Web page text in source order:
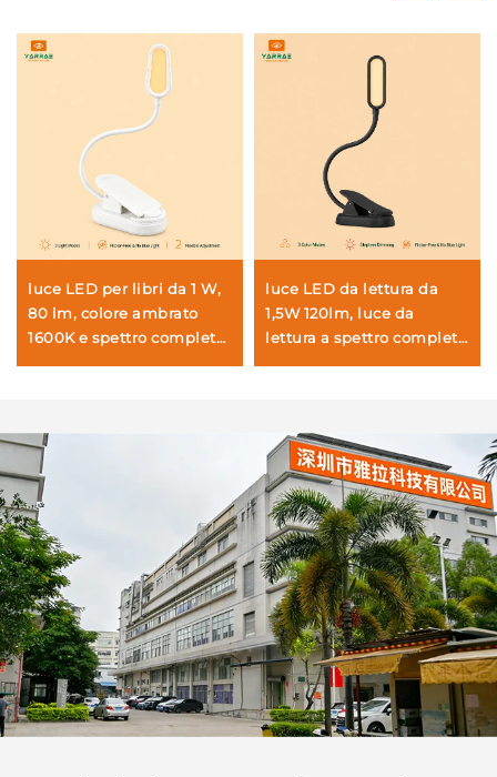
luce LED per libri da 1 W,
80 lm, colore ambrato
1600K e spettro completo,
senza luce blu né
luce LED da lettura da
1,5W 120lm, luce da
lettura a spettro completo
da 4000K e colore